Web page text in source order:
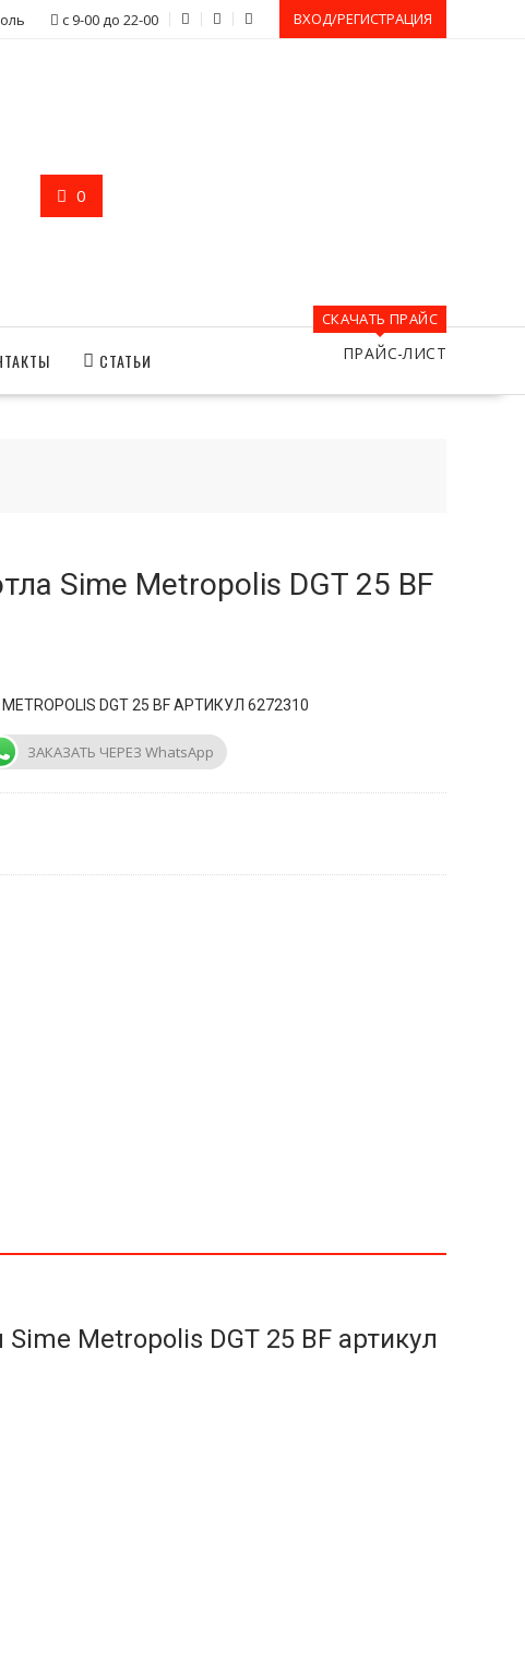
с 9-00 до 22-00 ВХОД/РЕГИСТРАЦИЯ
0
СТАТЬИ
СКАЧАТЬ ПРАЙС
ПРАЙС-ЛИСТ
Sime Metropolis DGT 25 BF
DGT 25 BF АРТИКУЛ 6272310
ЗАКАЗАТЬ ЧЕРЕЗ WhatsApp
Metropolis DGT 25 BF артикул